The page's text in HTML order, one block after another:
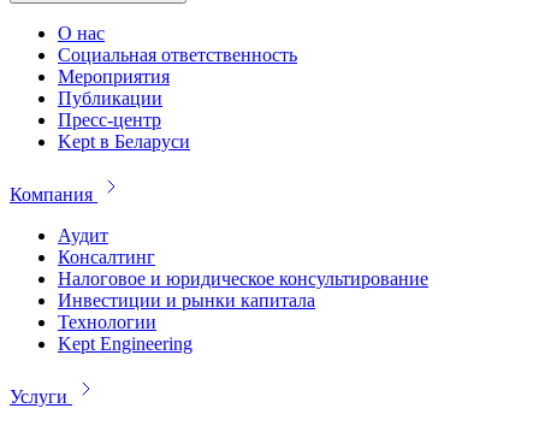
О нас
Социальная ответственность
Мероприятия
Публикации
Пресс-центр
Kept в Беларуси
Компания
Аудит
Консалтинг
Налоговое и юридическое консультирование
Инвестиции и рынки капитала
Технологии
Kept Engineering
Услуги